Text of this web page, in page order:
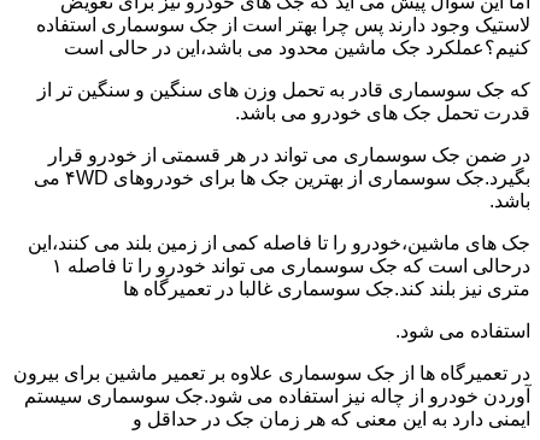
لاستیک وجود دارند پس چرا بهتر است از جک سوسماری استفاده
کنیم؟عملکرد جک ماشین محدود می باشد،این در حالی است
که جک سوسماری قادر به تحمل وزن های سنگین و سنگین تر از
قدرت تحمل جک های خودرو می باشد.
در ضمن جک سوسماری می تواند در هر قسمتی از خودرو قرار
بگیرد.جک سوسماری از بهترین جک ها برای خودروهای ۴WD می
باشد.
جک های ماشین،خودرو را تا فاصله کمی از زمین بلند می کنند،این
درحالی است که جک سوسماری می تواند خودرو را تا فاصله ۱
متری نیز بلند کند.جک سوسماری غالبا در تعمیرگاه ها
استفاده می شود.
در تعمیرگاه ها از جک سوسماری علاوه بر تعمیر ماشین برای بیرون
آوردن خودرو از چاله نیز استفاده می شود.جک سوسماری سیستم
ایمنی دارد به این معنی که هر زمان جک در حداقل و